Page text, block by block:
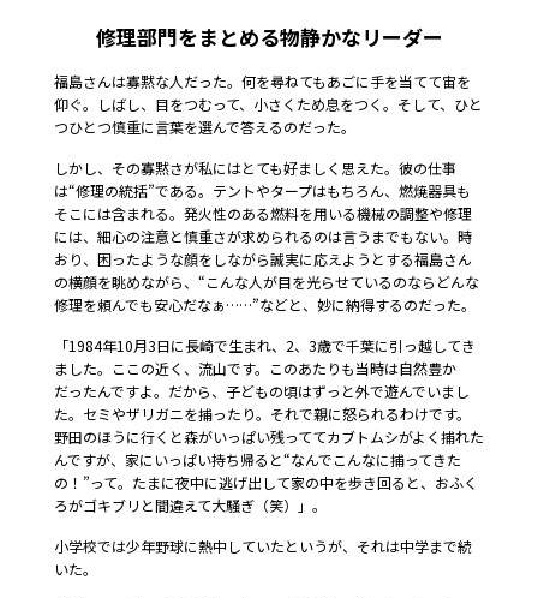
修理部門をまとめる物静かなリーダー
福島さんは寡黙な人だった。何を尋ねてもあごに手を当てて宙を
仰ぐ。しばし、目をつむって、小さくため息をつく。そして、ひと
つひとつ慎重に言葉を選んで答えるのだった。
しかし、その寡黙さが私にはとても好ましく思えた。彼の仕事
は“修理の統括”である。テントやタープはもちろん、燃焼器具も
そこには含まれる。発火性のある燃料を用いる機械の調整や修理
には、細心の注意と慎重さが求められるのは言うまでもない。時
おり、困ったような顔をしながら誠実に応えようとする福島さん
の横顔を眺めながら、“こんな人が目を光らせているのならどんな
修理を頼んでも安心だなぁ……”などと、妙に納得するのだった。
「1984年10月3日に長崎で生まれ、2、3歳で千葉に引っ越してき
ました。ここの近く、流山です。このあたりも当時は自然豊か
だったんですよ。だから、子どもの頃はずっと外で遊んでいまし
た。セミやザリガニを捕ったり。それで親に怒られるわけです。
野田のほうに行くと森がいっぱい残っててカブトムシがよく捕れた
んですが、家にいっぱい持ち帰ると“なんでこんなに捕ってきた
の！”って。たまに夜中に逃げ出して家の中を歩き回ると、おふく
ろがゴキブリと間違えて大騒ぎ（笑）」。
小学校では少年野球に熱中していたというが、それは中学まで続
いた。